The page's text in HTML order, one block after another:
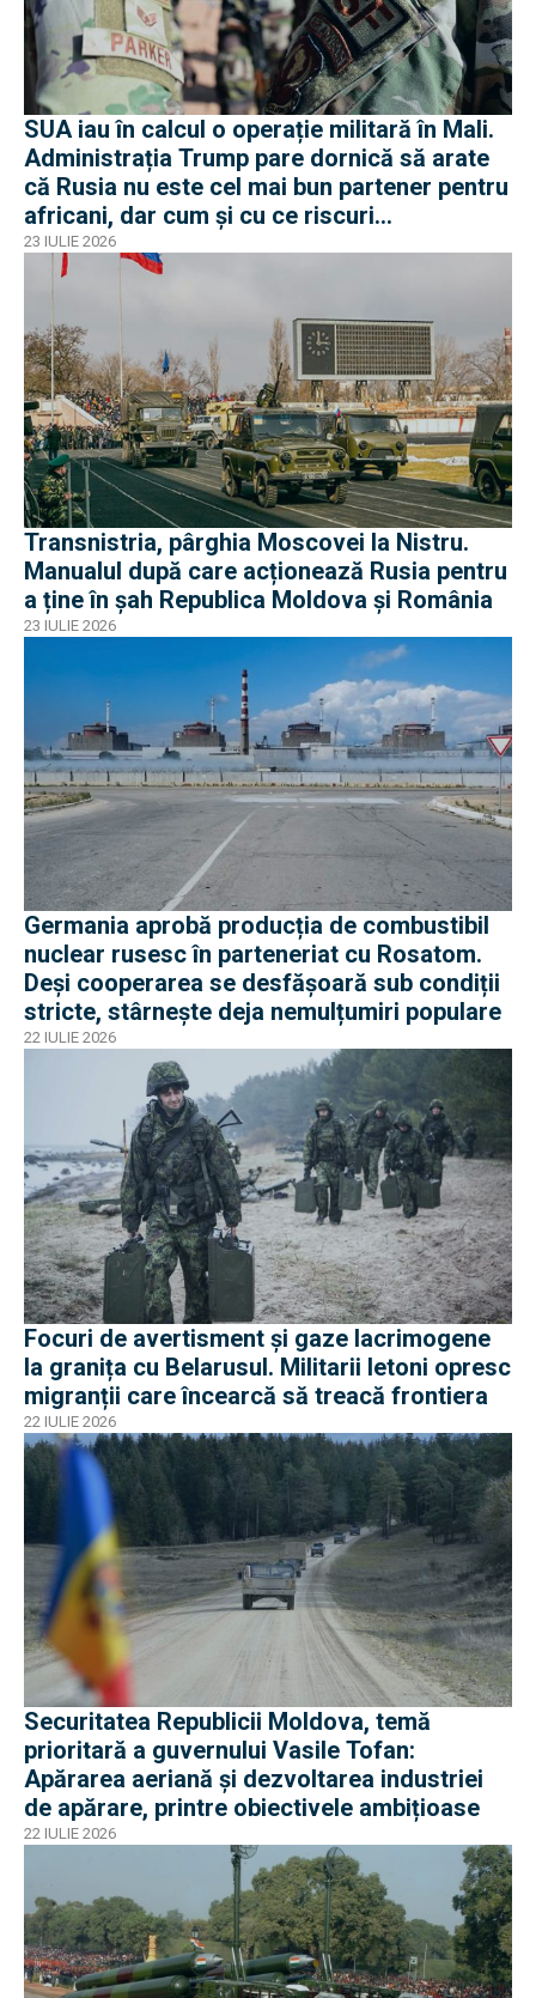
SUA iau în calcul o operație militară în Mali.
Administrația Trump pare dornică să arate
că Rusia nu este cel mai bun partener pentru
africani, dar cum și cu ce riscuri
operaționale?
23 IULIE 2026
Transnistria, pârghia Moscovei la Nistru.
Manualul după care acționează Rusia pentru
a ține în șah Republica Moldova și România
23 IULIE 2026
Germania aprobă producția de combustibil
nuclear rusesc în parteneriat cu Rosatom.
Deși cooperarea se desfășoară sub condiții
stricte, stârnește deja nemulțumiri populare
22 IULIE 2026
Focuri de avertisment și gaze lacrimogene
la granița cu Belarusul. Militarii letoni opresc
migranții care încearcă să treacă frontiera
22 IULIE 2026
Securitatea Republicii Moldova, temă
prioritară a guvernului Vasile Tofan:
Apărarea aeriană și dezvoltarea industriei
de apărare, printre obiectivele ambițioase
22 IULIE 2026